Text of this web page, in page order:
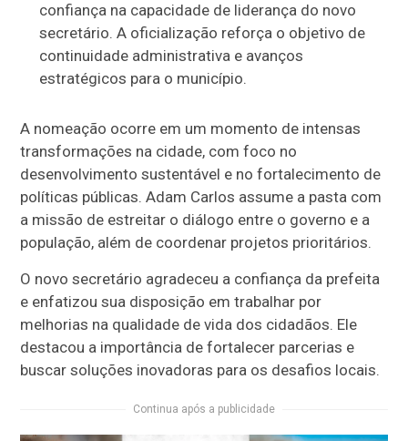
confiança na capacidade de liderança do novo
secretário. A oficialização reforça o objetivo de
continuidade administrativa e avanços
estratégicos para o município.
A nomeação ocorre em um momento de intensas
transformações na cidade, com foco no
desenvolvimento sustentável e no fortalecimento de
políticas públicas. Adam Carlos assume a pasta com
a missão de estreitar o diálogo entre o governo e a
população, além de coordenar projetos prioritários.
O novo secretário agradeceu a confiança da prefeita
e enfatizou sua disposição em trabalhar por
melhorias na qualidade de vida dos cidadãos. Ele
destacou a importância de fortalecer parcerias e
buscar soluções inovadoras para os desafios locais.
Continua após a publicidade